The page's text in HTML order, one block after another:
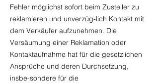
Fehler möglichst sofort beim Zusteller zu
reklamieren und unverzüg-lich Kontakt mit
dem Verkäufer aufzunehmen. Die
Versäumung einer Reklamation oder
Kontaktaufnahme hat für die gesetzlichen
Ansprüche und deren Durchsetzung,
insbe-sondere für die